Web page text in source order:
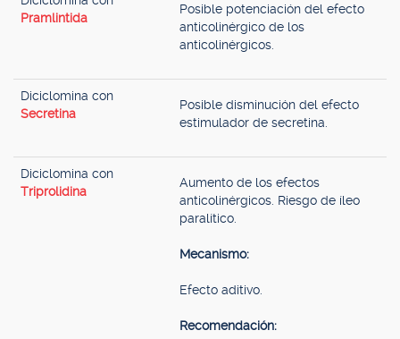
Pramlintida
Posible potenciación del efecto
anticolinérgico de los
anticolinérgicos.
Diciclomina con
Secretina
Posible disminución del efecto
estimulador de secretina.
Diciclomina con
Triprolidina
Aumento de los efectos
anticolinérgicos. Riesgo de íleo
paralítico.
Mecanismo:
Efecto aditivo.
Recomendación: